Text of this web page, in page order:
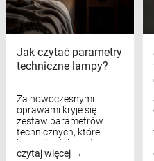
Jak czytać parametry
techniczne lampy?
Za nowoczesnymi
oprawami kryje się
zestaw parametrów
technicznych, które
bezpośrednio wpływają
na komfort widzenia,
czytaj więcej